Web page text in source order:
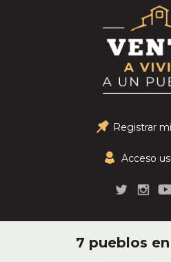
Registrar
Acceso
7 pueblos